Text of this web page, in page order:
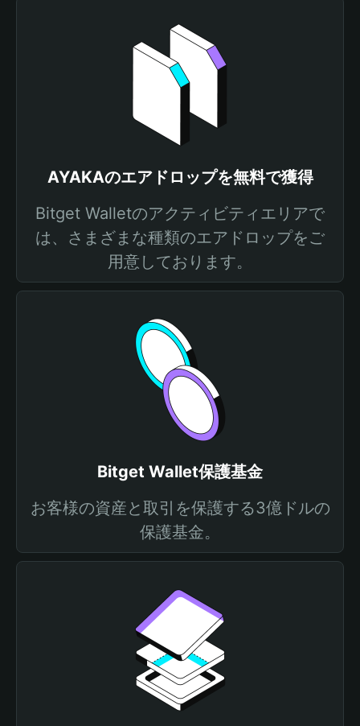
AYAKAのエアドロップを無料で獲得
Bitget Walletのアクティビティエリアで
は、さまざまな種類のエアドロップをご
用意しております。
Bitget Wallet保護基金
お客様の資産と取引を保護する3億ドルの
保護基金。